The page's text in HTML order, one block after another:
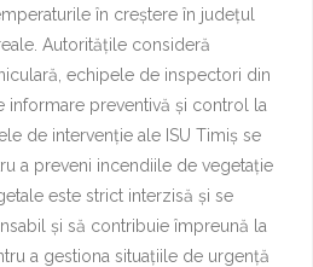
în creștere în județul
Autoritățile consideră
echipele de inspectori din
informare preventivă și control la
de intervenție ale ISU Timiș se
a preveni incendiile de vegetație
este strict interzisă și se
și să contribuie împreună la
a gestiona situațiile de urgență